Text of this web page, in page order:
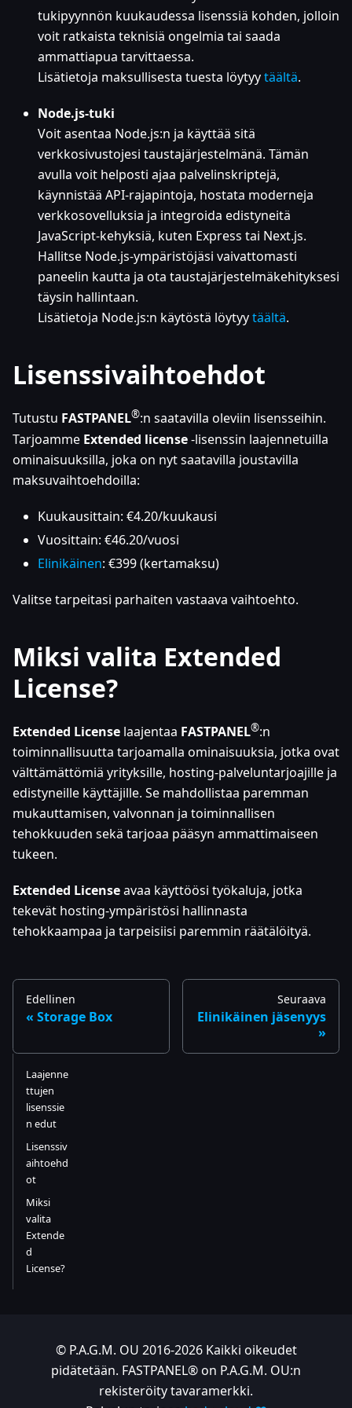
tukipyynnön kuukaudessa lisenssiä kohden, jolloin
voit ratkaista teknisiä ongelmia tai saada
ammattiapua tarvittaessa.
Lisätietoja maksullisesta tuesta löytyytäältä.
Node.js-tuki
Voit asentaa Node.js:n ja käyttää sitä
verkkosivustojesi taustajärjestelmänä. Tämän
avulla voit helposti ajaa palvelinskriptejä,
käynnistää API-rajapintoja, hostata moderneja
verkkosovelluksia ja integroida edistyneitä
JavaScript-kehyksiä, kuten Express tai Next.js.
Hallitse Node.js-ympäristöjäsi vaivattomasti
paneelin kautta ja ota taustajärjestelmäkehityksesi
täysin hallintaan.
Lisätietoja Node.js:n käytöstä löytyytäältä.
Lisenssivaihtoehdot
Tutustu FASTPANEL®:n saatavilla oleviin lisensseihin.
Tarjoamme Extended license-lisenssin laajennetuilla
ominaisuuksilla, joka on nyt saatavilla joustavilla
maksuvaihtoehdoilla:
Kuukausittain: €4.20/kuukausi
Vuosittain: €46.20/vuosi
Elinikäinen: €399 (kertamaksu)
Valitse tarpeitasi parhaiten vastaava vaihtoehto.
Miksi valita Extended
License?
Extended License laajentaa FASTPANEL®:n
toiminnallisuutta tarjoamalla ominaisuuksia, jotka ovat
välttämättömiä yrityksille, hosting-palveluntarjoajille ja
edistyneille käyttäjille. Se mahdollistaa paremman
mukauttamisen, valvonnan ja toiminnallisen
tehokkuuden sekä tarjoaa pääsyn ammattimaiseen
tukeen.
Extended Licenseavaa käyttöösi työkaluja, jotka
tekevät hosting-ympäristösi hallinnasta
tehokkaampaa ja tarpeisiisi paremmin räätälöityä.
Edellinen
Storage Box
Seuraava
Elinikäinen jäsenyys
Laajenne
ttujen
lisenssie
n edut
Lisenssiv
aihtoehd
ot
Miksi
valita
Extende
d
License?
© P.A.G.M. OU 2016-2026 Kaikki oikeudet
pidätetään. FASTPANEL® on P.A.G.M. OU:n
rekisteröity tavaramerkki.